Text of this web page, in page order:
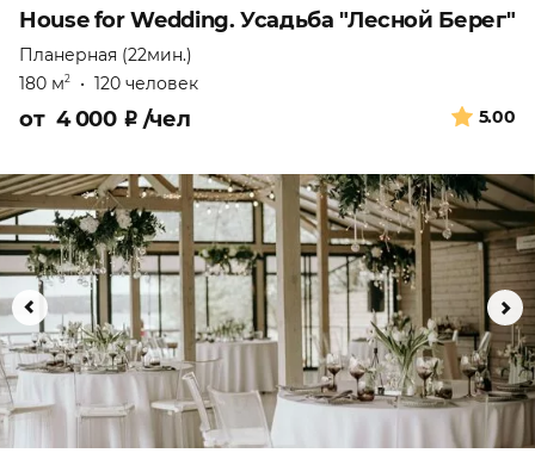
House for Wedding. Усадьба "Лесной Берег"
Планерная (22мин.)
180 м2 • 120 человек
5.00
от 4 000 ₽ /чел